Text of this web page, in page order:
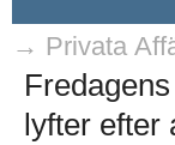
→ Privata
lyfter efter